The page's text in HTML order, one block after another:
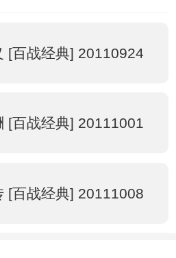
[百战经典] 20110924
[百战经典] 20111001
[百战经典] 20111008